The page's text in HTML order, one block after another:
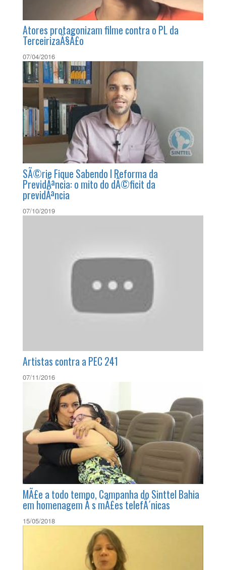
Atores protagonizam filme contra o PL da
TerceirizaÃ§Ã£o
07/04/2016
SÃ©rie Fique Sabendo l Reforma da
PrevidÃªncia: o mito do dÃ©ficit da
previdÃªncia
07/10/2019
Artistas contra a PEC 241
07/11/2016
MÃ£e a todo tempo, Campanha do Sinttel Bahia
em homenagem Ã s mÃ£es telefÃ´nicas
15/05/2018